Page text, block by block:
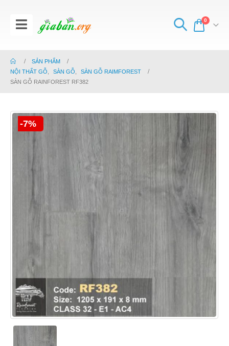
0
SẢN PHẨM
NỘI THẤT GỖ
SÀN GỖ
SÀN GỖ RAIMFOREST
SÀN GỖ RAINFOREST RF382
-7%